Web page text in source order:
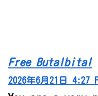
Free Butalbital
2026年6月21日 4:27